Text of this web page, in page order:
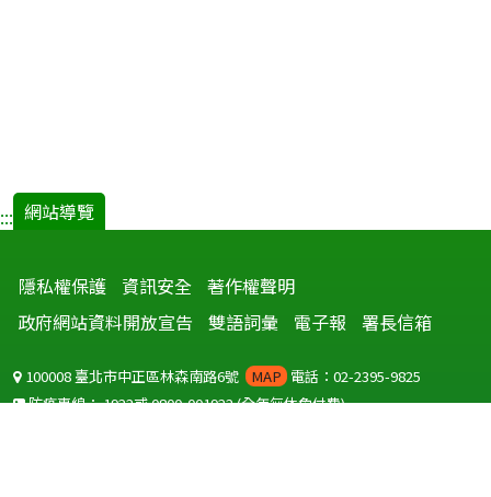
::: 網站導覽
隱私權保護 資訊安全 著作權聲明
政府網站資料開放宣告
雙語詞彙 電子報 署長信箱
100008 臺北市中正區林森南路6號 MAP 電話：02-2395-9825
防疫專線：1922或0800-001922(全年無休免付費)